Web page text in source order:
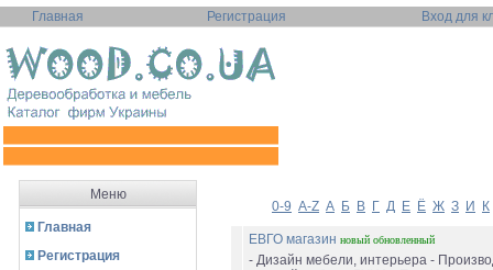
Главная Регистрация Вход для
Меню
Главная
Регистрация
0-9 A-Z А Б В Г Д Е Ё Ж З И К
ЕВГО магазин новый обновленный
- Дизайн мебели, интерьера -